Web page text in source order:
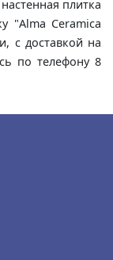
плитка
"Alma Ceramica
с доставкой на
по телефону 8